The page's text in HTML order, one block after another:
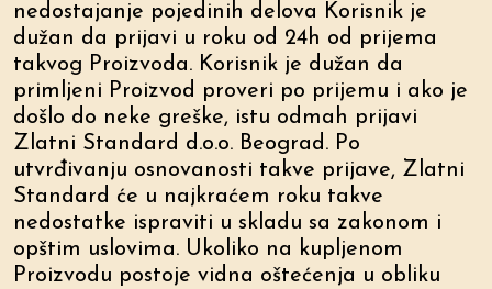
nedostajanje pojedinih delova Korisnik je
dužan da prijavi u roku od 24h od prijema
takvog Proizvoda. Korisnik je dužan da
primljeni Proizvod proveri po prijemu i ako je
došlo do neke greške, istu odmah prijavi
Zlatni Standard d.o.o. Beograd. Po
utvrđivanju osnovanosti takve prijave, Zlatni
Standard će u najkraćem roku takve
nedostatke ispraviti u skladu sa zakonom i
opštim uslovima. Ukoliko na kupljenom
Proizvodu postoje vidna oštećenja u obliku